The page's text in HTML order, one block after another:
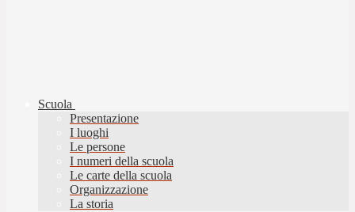
Scuola
Presentazione
I luoghi
Le persone
I numeri della scuola
Le carte della scuola
Organizzazione
La storia